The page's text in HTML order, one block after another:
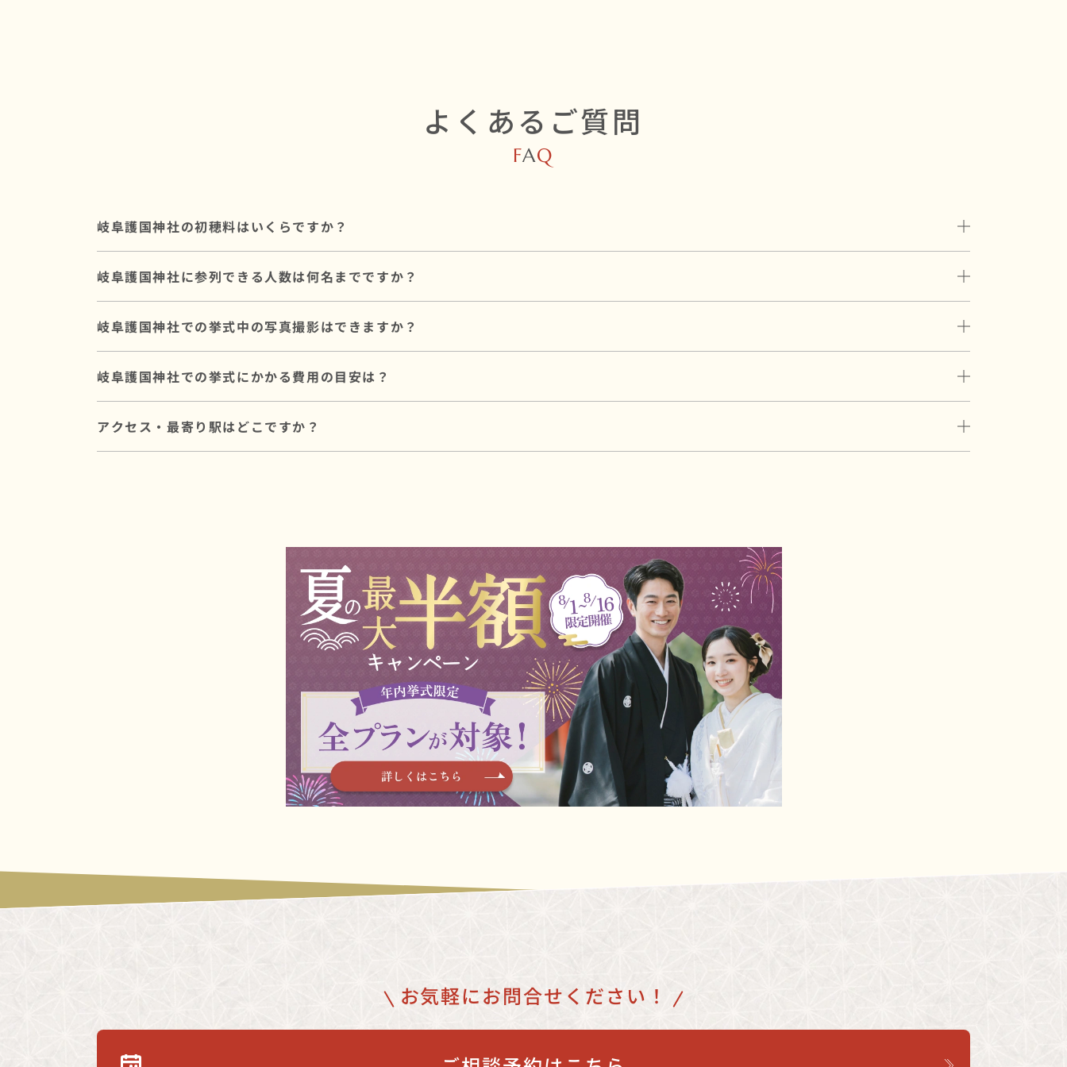
よくあるご質問
FAQ
岐阜護国神社の初穂料はいくらですか？
神社に直接お納めいただく挙式のお礼で、和婚スタイルのプラン料金とは別途必要です。
岐阜護国神社に参列できる人数は何名までですか？
ご友人も含めた中規模〜大規模の挙式にも対応しています。
参列人数に合わせたプランや会場のご提案も可能ですので、お気軽にご相談ください。
岐阜護国神社での挙式中の写真撮影はできますか？
撮影を重視される方には、撮影条件に合った神社のご提案も可能ですので、お気軽にご相談ください。
岐阜護国神社での挙式にかかる費用の目安は？
初穂料は神社に直接お納めいただく費用で、プラン料金とは別途必要です。
写真撮影や会食を含むプランもあり、ご予算に合わせたご提案が可能です。
アクセス・最寄り駅はどこですか？
お気軽にお問合せください！